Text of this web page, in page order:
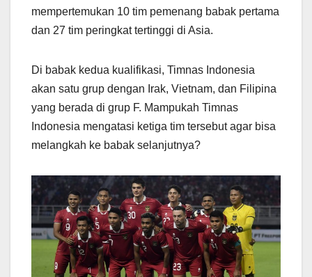
mempertemukan 10 tim pemenang babak pertama
dan 27 tim peringkat tertinggi di Asia.
Di babak kedua kualifikasi, Timnas Indonesia
akan satu grup dengan Irak, Vietnam, dan Filipina
yang berada di grup F. Mampukah Timnas
Indonesia mengatasi ketiga tim tersebut agar bisa
melangkah ke babak selanjutnya?